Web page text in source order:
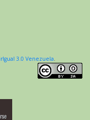
3.0 Venezuela.